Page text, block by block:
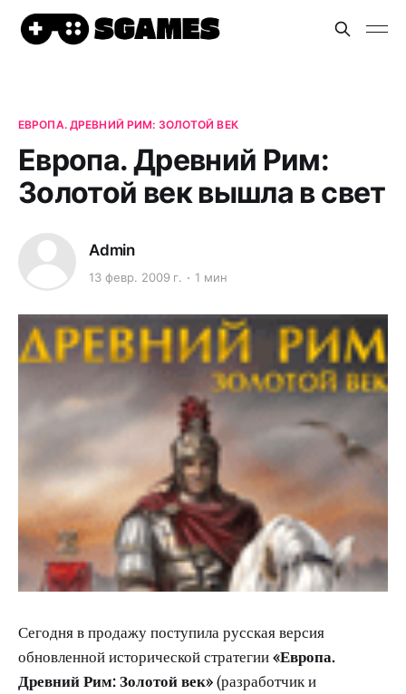
ЕВРОПА. ДРЕВНИЙ РИМ: ЗОЛОТОЙ ВЕК
Европа. Древний Рим:
Золотой век вышла в свет
Admin
13 февр. 2009 г. 1 мин
Сегодня в продажу поступила русская версия
обновленной исторической стратегии«Европа.
Древний Рим: Золотой век»(разработчик и